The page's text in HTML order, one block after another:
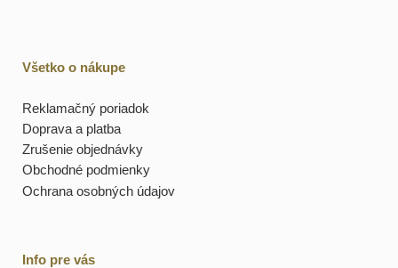
Všetko o nákupe
Reklamačný poriadok
Doprava a platba
Zrušenie objednávky
Obchodné podmienky
Ochrana osobných údajov
Info pre vás